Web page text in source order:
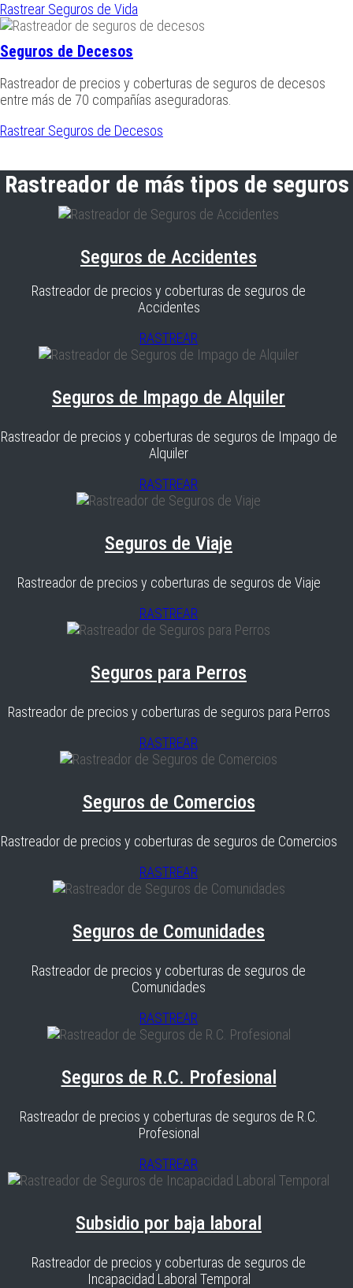
Rastrear Seguros de Vida
Seguros de Decesos
Rastreador de precios y coberturas de seguros de decesos
entre más de 70 compañías aseguradoras.
Rastrear Seguros de Decesos
Rastreador de más tipos de seguros
Seguros de Accidentes
Rastreador de precios y coberturas de seguros de
Accidentes
RASTREAR
Seguros de Impago de Alquiler
Rastreador de precios y coberturas de seguros de Impago de
Alquiler
RASTREAR
Seguros de Viaje
Rastreador de precios y coberturas de seguros de Viaje
RASTREAR
Seguros para Perros
Rastreador de precios y coberturas de seguros para Perros
RASTREAR
Seguros de Comercios
Rastreador de precios y coberturas de seguros de Comercios
RASTREAR
Seguros de Comunidades
Rastreador de precios y coberturas de seguros de
Comunidades
RASTREAR
Seguros de R.C. Profesional
Rastreador de precios y coberturas de seguros de R.C.
Profesional
RASTREAR
Subsidio por baja laboral
Rastreador de precios y coberturas de seguros de
Incapacidad Laboral Temporal